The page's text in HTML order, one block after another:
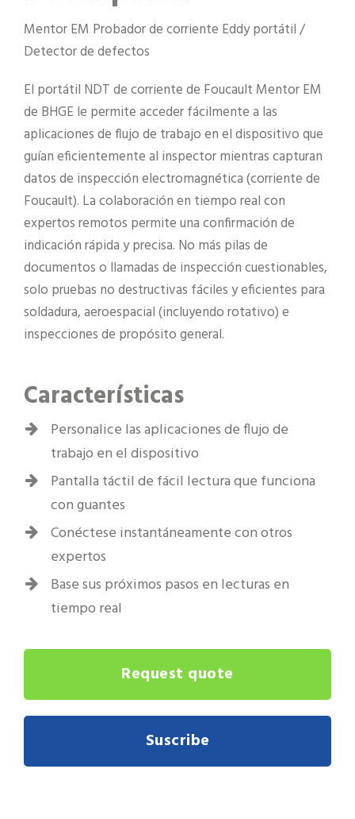
Mentor EM Probador de corriente Eddy portátil /
Detector de defectos
El portátil NDT de corriente de Foucault Mentor EM
de BHGE le permite acceder fácilmente a las
aplicaciones de flujo de trabajo en el dispositivo que
guían eficientemente al inspector mientras capturan
datos de inspección electromagnética (corriente de
Foucault). La colaboración en tiempo real con
expertos remotos permite una confirmación de
indicación rápida y precisa. No más pilas de
documentos o llamadas de inspección cuestionables,
solo pruebas no destructivas fáciles y eficientes para
soldadura, aeroespacial (incluyendo rotativo) e
inspecciones de propósito general.
Características
Personalice las aplicaciones de flujo de
trabajo en el dispositivo
Pantalla táctil de fácil lectura que funciona
con guantes
Conéctese instantáneamente con otros
expertos
Base sus próximos pasos en lecturas en
tiempo real
Request quote
Suscribe